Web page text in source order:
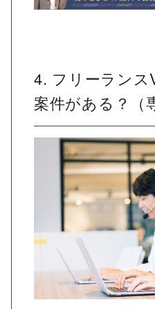
4. フリーラン
案件がある？（